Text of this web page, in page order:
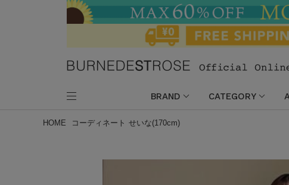
BRAND CATEGORY
HOME コーディネート せいな(170cm)